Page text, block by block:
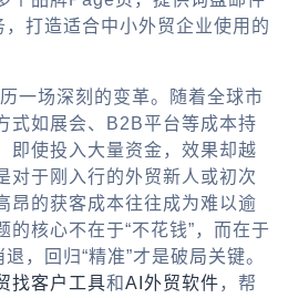
，打造适合中小外贸企业使用的
一场深刻的变革。随着全球市
式如展会、B2B平台等成本持
即使投入大量资金，效果却越
对于刚入行的外贸新人或初次
昂的获客成本往往成为难以逾
的核心不在于“不花钱”，而在于
，回归“精准”才是破局关键。
找客户工具和AI外贸软件 ，帮